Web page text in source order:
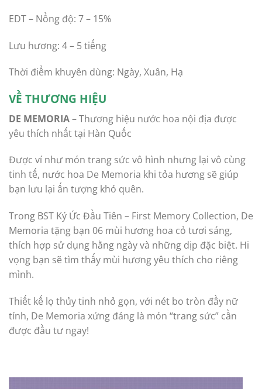
EDT – Nồng độ: 7 – 15%
Lưu hương: 4 – 5 tiếng
Thời điểm khuyên dùng: Ngày, Xuân, Hạ
VỀ THƯƠNG HIỆU
DE MEMORIA– Thương hiệu nước hoa nội địa được
yêu thích nhất tại Hàn Quốc
Được ví như món trang sức vô hình nhưng lại vô cùng
tinh tế, nước hoa De Memoria khi tỏa hương sẽ giúp
bạn lưu lại ấn tượng khó quên.
Trong BST Ký Ức Đầu Tiên – First Memory Collection, De
Memoria tặng bạn 06 mùi hương hoa cỏ tươi sáng,
thích hợp sử dụng hằng ngày và những dịp đặc biệt. Hi
vọng bạn sẽ tìm thấy mùi hương yêu thích cho riêng
mình.
Thiết kế lọ thủy tinh nhỏ gọn, với nét bo tròn đầy nữ
tính, De Memoria xứng đáng là món “trang sức” cần
được đầu tư ngay!